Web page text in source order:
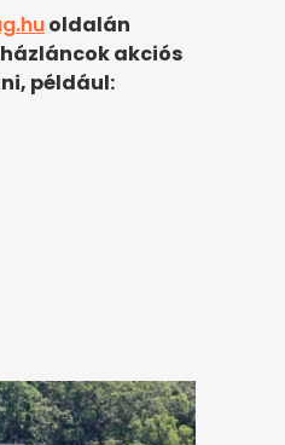
oldalán
akciós
például: